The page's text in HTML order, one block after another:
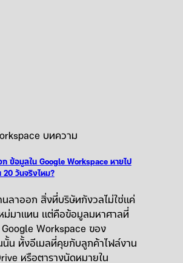
บทความ
ข้อมูลใน Google Workspace หายไป
20 วันจริงไหม?
ลาออก สิ่งที่บริษัทกังวลไม่ใช่แค่
ม่มาแทน แต่คือข้อมูลมหาศาลที่
Workspace ของ
น ทั้งอีเมลที่คุยกับลูกค้าไฟล์งาน
หรือตารางนัดหมายใน